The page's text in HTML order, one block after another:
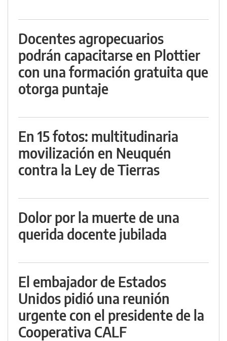
Docentes agropecuarios
podrán capacitarse en Plottier
con una formación gratuita que
otorga puntaje
En 15 fotos: multitudinaria
movilización en Neuquén
contra la Ley de Tierras
Dolor por la muerte de una
querida docente jubilada
El embajador de Estados
Unidos pidió una reunión
urgente con el presidente de la
Cooperativa CALF